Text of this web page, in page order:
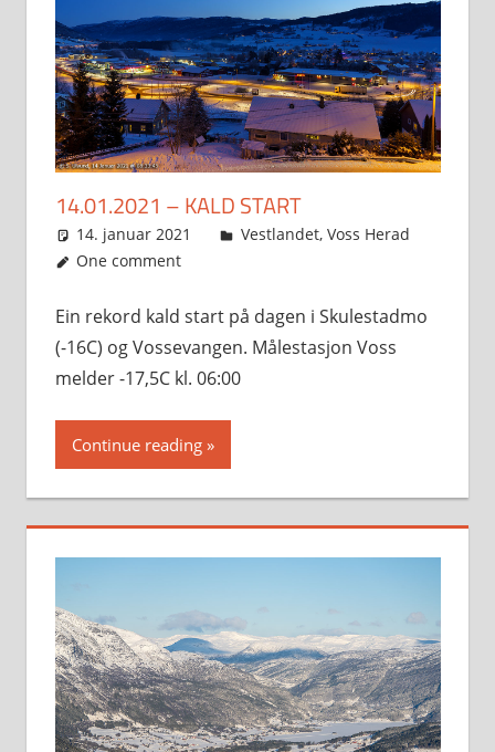
14.01.2021 – KALD START
14. januar 2021 Svein
Vestlandet, Voss Herad
One comment
Ein rekord kald start på dagen i Skulestadmo
(-16C) og Vossevangen. Målestasjon Voss
melder -17,5C kl. 06:00
Continue reading